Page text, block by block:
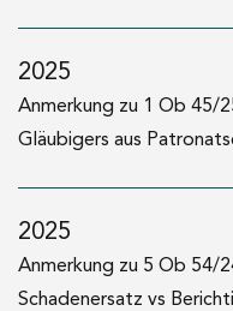
österreichischer Banken
2013
Dr. iur. (Universität Wien)
seit 2012
Rechtsanwalt bei DSC
2025
Anmerkung zu 1 Ob 45/
Gläubigers aus
2025
Anmerkung zu 5 Ob 54/
Schadenersatz vs